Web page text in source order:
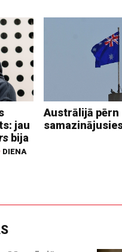
jau
bija
DIENA
Austrālijā pērn